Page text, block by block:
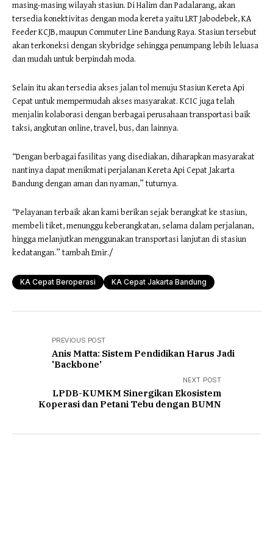
masing-masing wilayah stasiun. Di Halim dan Padalarang, akan
tersedia konektivitas dengan moda kereta yaitu LRT Jabodebek, KA
Feeder KCJB, maupun Commuter Line Bandung Raya. Stasiun tersebut
akan terkoneksi dengan skybridge sehingga penumpang lebih leluasa
dan mudah untuk berpindah moda.
Selain itu akan tersedia akses jalan tol menuju Stasiun Kereta Api
Cepat untuk mempermudah akses masyarakat. KCIC juga telah
menjalin kolaborasi dengan berbagai perusahaan transportasi baik
taksi, angkutan online, travel, bus, dan lainnya.
“Dengan berbagai fasilitas yang disediakan, diharapkan masyarakat
nantinya dapat menikmati perjalanan Kereta Api Cepat Jakarta
Bandung dengan aman dan nyaman,” tuturnya.
“Pelayanan terbaik akan kami berikan sejak berangkat ke stasiun,
membeli tiket, menunggu keberangkatan, selama dalam perjalanan,
hingga melanjutkan menggunakan transportasi lanjutan di stasiun
kedatangan.” tambah Emir./
KA Cepat Beroperasi KA Cepat Jakarta Bandung
PREVIOUS POST
Anis Matta: Sistem Pendidikan Harus Jadi
'Backbone'
NEXT POST
LPDB-KUMKM Sinergikan Ekosistem
Koperasi dan Petani Tebu dengan BUMN